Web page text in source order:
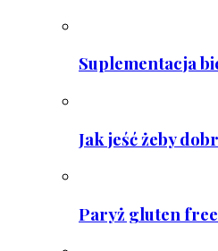
Suplementacja
Jak jeść żeby
Paryż gluten free